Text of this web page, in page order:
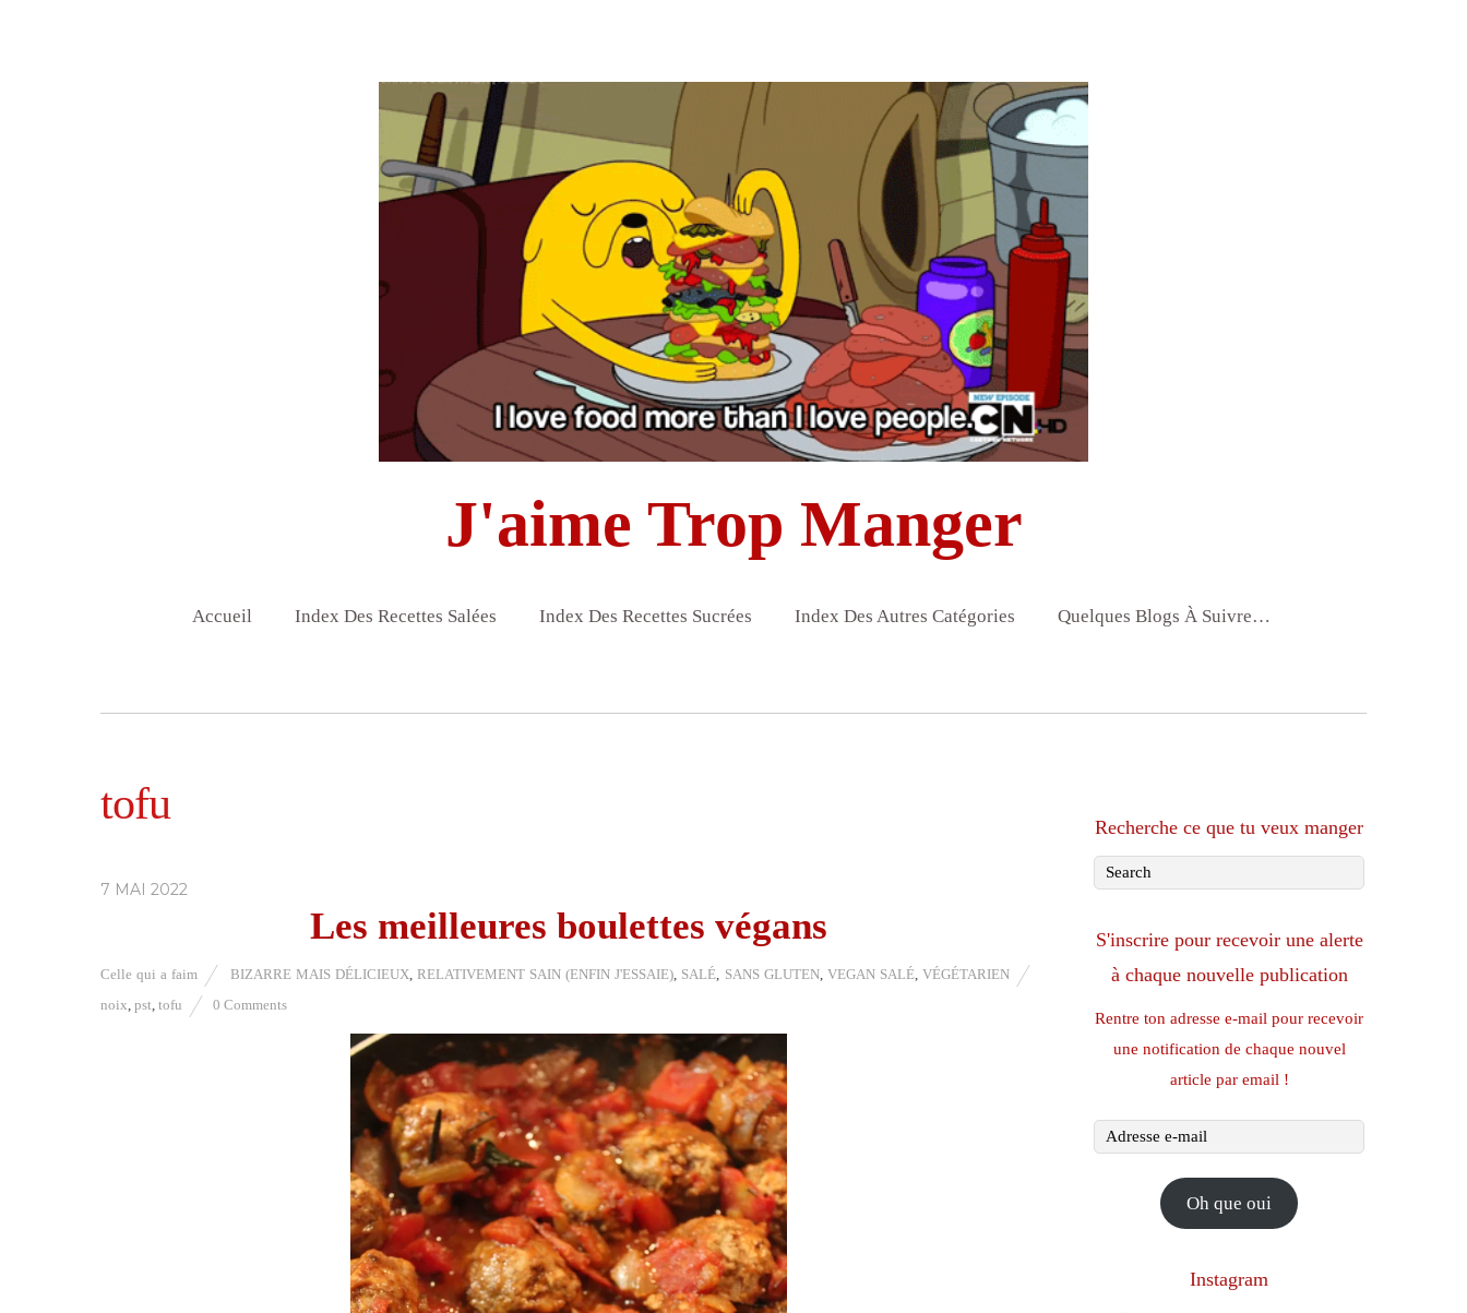
J'aime Trop Manger
Accueil Index Des Recettes Salées Index Des Recettes Sucrées Index Des Autres Catégories Quelques Blogs À Suivre…
tofu
7 MAI 2022
Les meilleures boulettes végans
Celle qui a faim BIZARRE MAIS DÉLICIEUX, RELATIVEMENT SAIN (ENFIN J'ESSAIE), SALÉ, SANS GLUTEN, VEGAN SALÉ, VÉGÉTARIEN
noix, pst, tofu 0 Comments
Recherche ce que tu veux manger
S'inscrire pour recevoir une alerte
à chaque nouvelle publication
Rentre ton adresse e-mail pour recevoir
une notification de chaque nouvel
article par email !
Adresse
Oh que oui
Instagram